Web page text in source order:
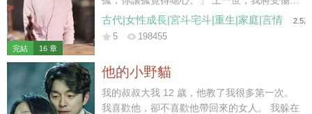
她一口，神色卻是一如既往的淡漠，“你每天這
樣惺惺作態不累？每天做這些，明知道我也不
會吃。” 說罷，他從口袋裏掏出一個盒子，扔
物。” “前天。”童潔道。 “什麼？”莫紹謙皺眉。
“結婚紀念日，是前天。” 他每一年都會按照合
約上所約定的給她帶禮物，但每一年也都會記
完結 16 章
蕭澤背出荒野，得到皇上賜婚，成了太子妃。
不料，我愛他如命，他卻厭我入骨，大婚第三
白，他的心是捂不熱的，但一切都晚了。 我只
能含恨跳了城樓。 這一世…… 我看著身受重
傷，卻把我推開，不許我靠近的蕭澤。 冷冷地
古代|女性成長|宮斗宅斗|重生|家庭|言情 2.5
5 198455
他的小野貓
我的叔叔大我 12 歲，他教了我很多第一次。
我喜歡他，卻不喜歡他帶回來的女人。 我躲在